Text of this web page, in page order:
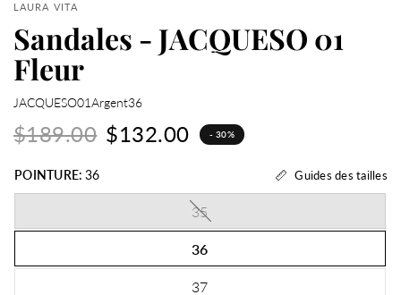
LAURA VITA
Sandales - JACQUESO 01
Fleur
JACQUESO01Argent36
$189.00 $132.00 - 30%
POINTURE: 36 Guides des tailles
35
36
37